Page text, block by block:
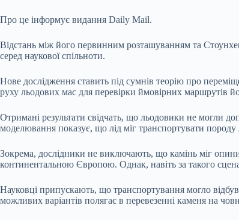
Про це інформує видання Daily Mail.
Відстань між його первинним розташуванням та
серед наукової спільноти.
Нове дослідження ставить під сумнів теорію про
руху льодових мас для перевірки ймовірних маршрутів
Отримані результати свідчать, що льодовики не могли
моделювання показує, що лід міг транспортувати
Зокрема, дослідники не виключають, що камінь міг
континентальною Європою. Однак, навіть за такого
Науковці припускають, що транспортування могло
можливих варіантів полягає в перевезенні каменя на